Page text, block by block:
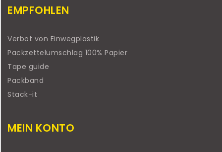
EMPFOHLEN
Verbot von Einwegplastik
Packzettelumschlag 100% Papier
Tape guide
Packband
Stack-it
MEIN KONTO